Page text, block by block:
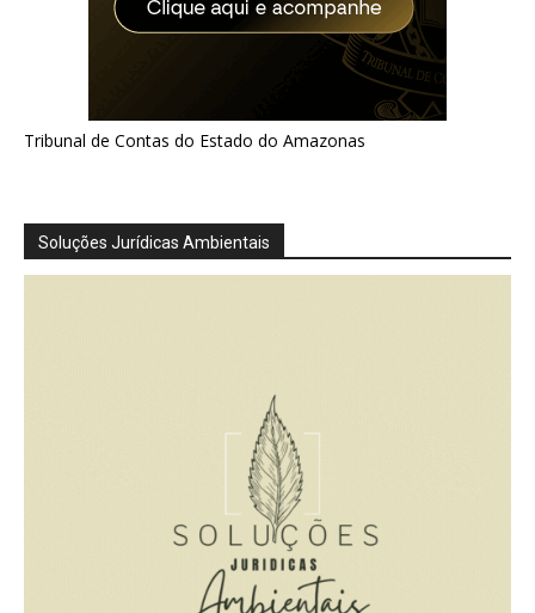
Tribunal de Contas do Estado do Amazonas
Soluções Jurídicas Ambientais